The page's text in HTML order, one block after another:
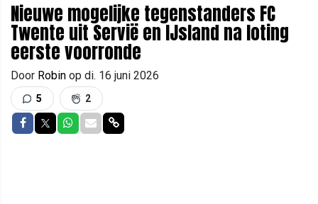
Nieuwe mogelijke tegenstanders FC
Twente uit Servië en IJsland na loting
eerste voorronde
Door Robin op di. 16 juni 2026
5 2
Delen op Facebook
Delen op Twitter
Delen op Whatsapp
Delen via Mail
Delen via link